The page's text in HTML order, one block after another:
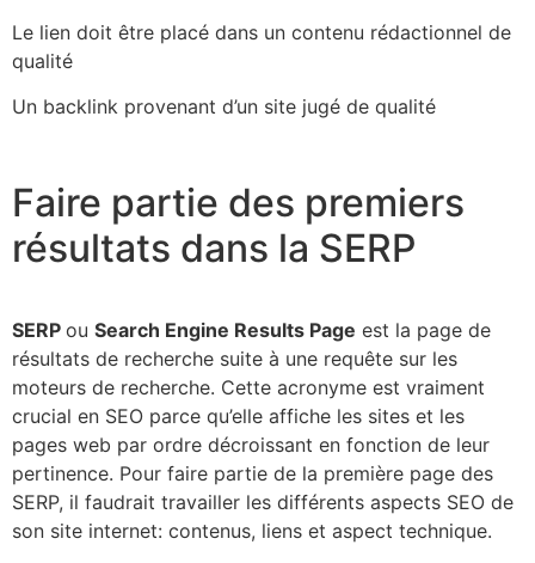
Le lien doit être placé dans un contenu rédactionnel de
qualité
Un backlink provenant d’un site jugé de qualité
Faire partie des premiers
résultats dans la SERP
SERP ou Search Engine Results Page est la page de
résultats de recherche suite à une requête sur les
moteurs de recherche. Cette acronyme est vraiment
crucial en SEO parce qu’elle affiche les sites et les
pages web par ordre décroissant en fonction de leur
pertinence. Pour faire partie de la première page des
SERP, il faudrait travailler les différents aspects SEO de
son site internet: contenus, liens et aspect technique.